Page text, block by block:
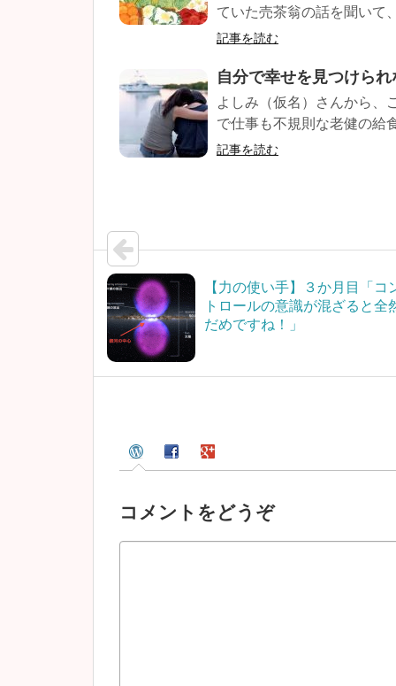
ていた売茶翁の話を聞いて
記事を読む
自分で幸せを見つけら
よしみ（仮名）さんから、
で仕事も不規則な老健の給
記事を読む
【力の使い手】３か月目「コ
トロールの意識が混ざると全
だめですね！」
コメントをどうぞ